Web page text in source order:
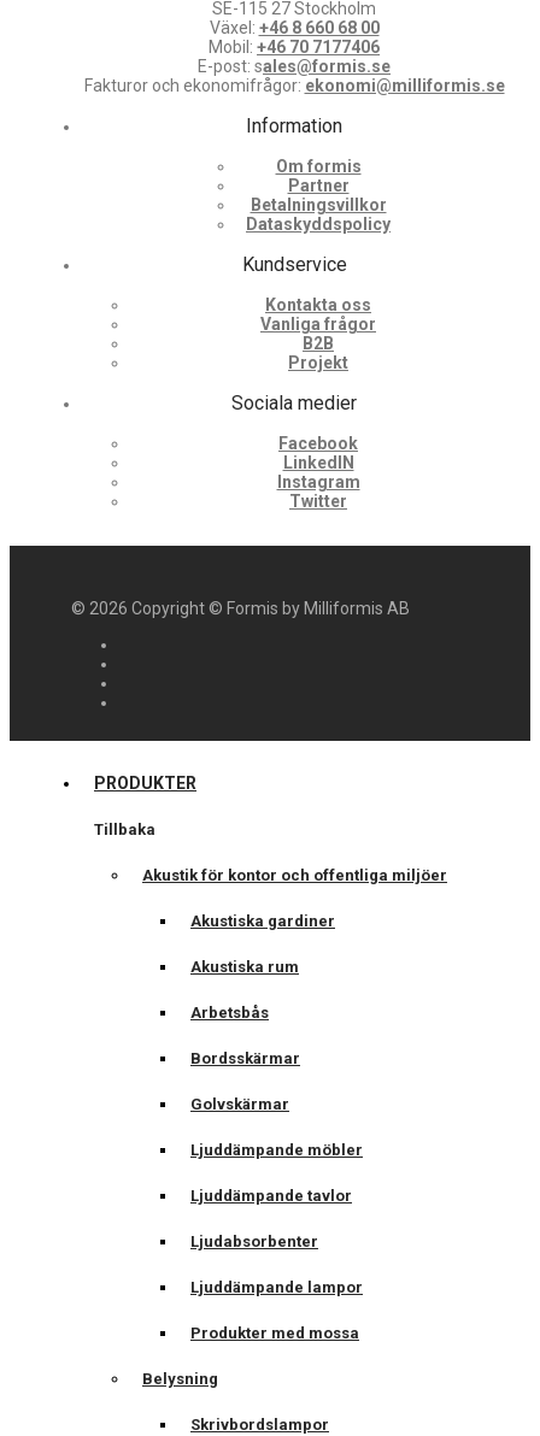
SE-115 27 Stockholm
Växel: +46 8 660 68 00
Mobil: +46 70 7177406
E-post: sales@formis.se
Fakturor och ekonomifrågor: ekonomi@milliformis.se
Information
Om formis
Partner
Betalningsvillkor
Dataskyddspolicy
Kundservice
Kontakta oss
Vanliga frågor
B2B
Projekt
Sociala medier
Facebook
LinkedIN
Instagram
Twitter
© 2026 Copyright © Formis by Milliformis AB
PRODUKTER
Tillbaka
Akustik för kontor och offentliga miljöer
Akustiska gardiner
Akustiska rum
Arbetsbås
Bordsskärmar
Golvskärmar
Ljuddämpande möbler
Ljuddämpande tavlor
Ljudabsorbenter
Ljuddämpande lampor
Produkter med mossa
Belysning
Skrivbordslampor